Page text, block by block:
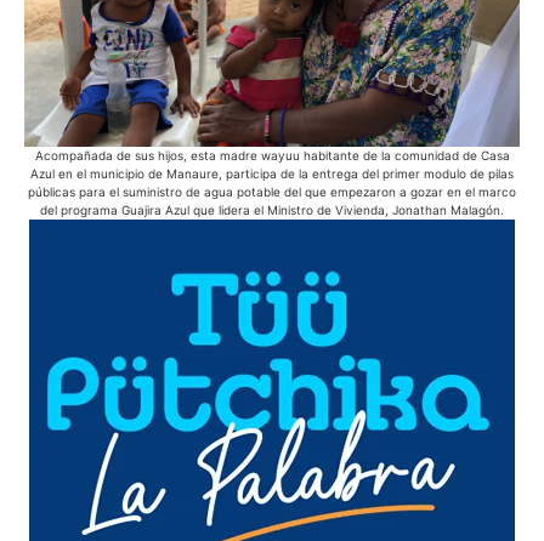
Acompañada de sus hijos, esta madre wayuu habitante de la comunidad de Casa
Azul en el municipio de Manaure, participa de la entrega del primer modulo de pilas
públicas para el suministro de agua potable del que empezaron a gozar en el marco
del programa Guajira Azul que lidera el Ministro de Vivienda, Jonathan Malagón.